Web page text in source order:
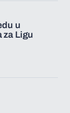
u
za Ligu